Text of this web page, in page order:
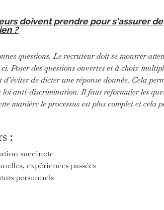
doivent prendre pour s’assurer
?
questions. Le recruteur doit se montrer
Poser des questions ouvertes et à choix
de dicter une réponse donnée. Cela
anti-discrimination. Il faut reformuler les
manière le processus est plus complet et cela
:
succincte
expériences passées
personnels